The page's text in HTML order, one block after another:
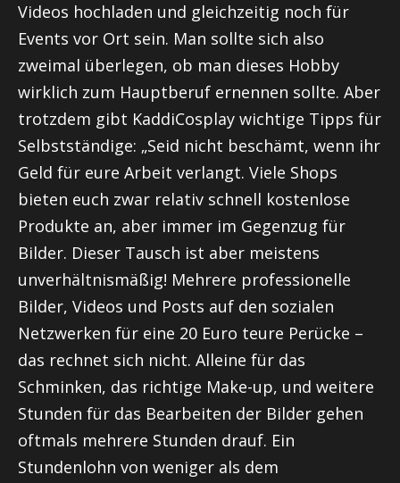
Videos hochladen und gleichzeitig noch für
Events vor Ort sein. Man sollte sich also
zweimal überlegen, ob man dieses Hobby
wirklich zum Hauptberuf ernennen sollte. Aber
trotzdem gibt KaddiCosplay wichtige Tipps für
Selbstständige: „Seid nicht beschämt, wenn ihr
Geld für eure Arbeit verlangt. Viele Shops
bieten euch zwar relativ schnell kostenlose
Produkte an, aber immer im Gegenzug für
Bilder. Dieser Tausch ist aber meistens
unverhältnismäßig! Mehrere professionelle
Bilder, Videos und Posts auf den sozialen
Netzwerken für eine 20 Euro teure Perücke –
das rechnet sich nicht. Alleine für das
Schminken, das richtige Make-up, und weitere
Stunden für das Bearbeiten der Bilder gehen
oftmals mehrere Stunden drauf. Ein
Stundenlohn von weniger als dem